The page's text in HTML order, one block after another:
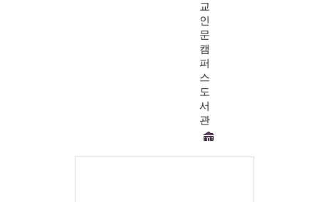
교
인
문
캠
퍼
스
도
서
관